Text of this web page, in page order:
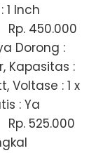
1 Inch
Rp. 450.000
Dorong :
Kapasitas :
Voltase : 1 x
: Ya
Rp. 525.000